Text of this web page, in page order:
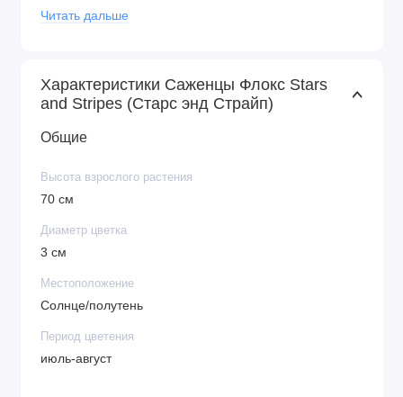
Читать дальше
Характеристики Саженцы Флокс Stars
and Stripes (Старс энд Страйп)
Общие
Высота взрослого растения
70 см
Диаметр цветка
3 см
Местоположение
Солнце/полутень
Период цветения
июль-август